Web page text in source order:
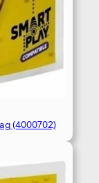
(4000702)